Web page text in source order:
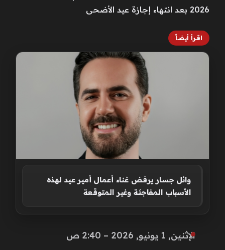
2026 بعد انتهاء إجازة عيد الأضحى
اقرأ أيضاً
وائل جسار يرفض غناء أعمال أمير عيد لهذه
الأسباب المفاجئة وغير المتوقعة
الإثنين, 1 يونيو, 2026 – 2:40 ص